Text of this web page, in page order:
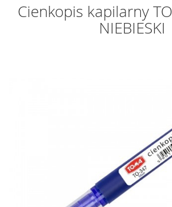
Cienkopis kapilarny
NIEBIESKI